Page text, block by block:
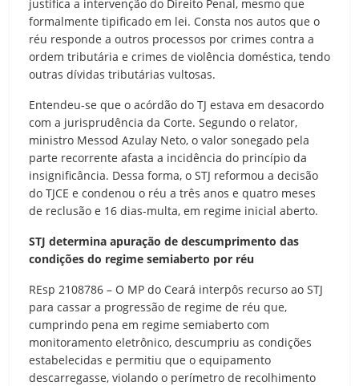
justifica a intervenção do Direito Penal, mesmo que
formalmente tipificado em lei. Consta nos autos que o
réu responde a outros processos por crimes contra a
ordem tributária e crimes de violência doméstica, tendo
outras dívidas tributárias vultosas.
Entendeu-se que o acórdão do TJ estava em desacordo
com a jurisprudência da Corte. Segundo o relator,
ministro Messod Azulay Neto, o valor sonegado pela
parte recorrente afasta a incidência do princípio da
insignificância. Dessa forma, o STJ reformou a decisão
do TJCE e condenou o réu a três anos e quatro meses
de reclusão e 16 dias-multa, em regime inicial aberto.
STJ determina apuração de descumprimento das
condições do regime semiaberto por réu
REsp 2108786 – O MP do Ceará interpôs recurso ao STJ
para cassar a progressão de regime de réu que,
cumprindo pena em regime semiaberto com
monitoramento eletrônico, descumpriu as condições
estabelecidas e permitiu que o equipamento
descarregasse, violando o perímetro de recolhimento